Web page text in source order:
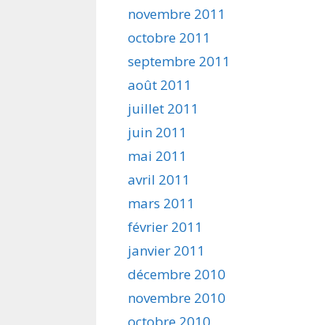
novembre 2011
octobre 2011
septembre 2011
août 2011
juillet 2011
juin 2011
mai 2011
avril 2011
mars 2011
février 2011
janvier 2011
décembre 2010
novembre 2010